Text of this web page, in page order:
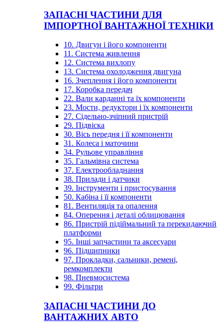
ЗАПАСНІ ЧАСТИНИ ДЛЯ
ІМПОРТНОЇ ВАНТАЖНОЇ ТЕХНІКИ
10. Двигун і його компоненти
11. Система живлення
12. Система вихлопу
13. Система охолодження двигуна
16. Зчеплення і його компоненти
17. Коробка передач
22. Вали карданні та їх компоненти
23. Мости, редуктори і їх компоненти
27. Сідельно-зчіпний пристрій
29. Підвіска
30. Вісь передня і її компоненти
31. Колеса і маточини
34. Рульове управління
35. Гальмівна система
37. Електрообладнання
38. Прилади і датчики
39. Інструменти і пристосування
50. Кабіна і її компоненти
81. Вентиляція та опалення
84. Оперення і деталі облицювання
86. Пристрій підіймальний та перекидаючий
платформи
95. Інші запчастини та аксесуари
96. Підшипники
97. Прокладки, сальники, ремені,
ремкомплекти
98. Пневмосистема
99. Фільтри
ЗАПАСНІ ЧАСТИНИ ДО
ВАНТАЖНИХ АВТО